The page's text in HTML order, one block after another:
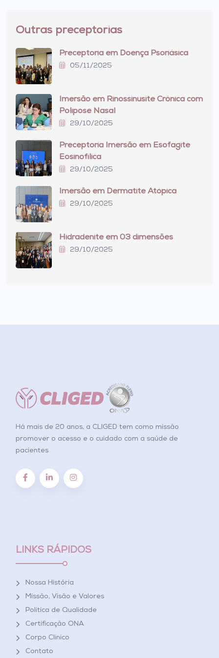
Outras preceptorias
Preceptoria em Doença Psoriásica
05/11/2025
Imersão em Rinossinusite Crônica com
Polipose Nasal
29/10/2025
Preceptoria Imersão em Esofagite
Eosinofílica
29/10/2025
Imersão em Dermatite Atópica
29/10/2025
Hidradenite em 03 dimensões
29/10/2025
Há mais de 20 anos, a CLIGED tem como missão
promover o acesso e o cuidado com a saúde de
pacientes
LINKS RÁPIDOS
Nossa História
Missão, Visão e Valores
Política de Qualidade
Certificação ONA
Corpo Clínico
Contato